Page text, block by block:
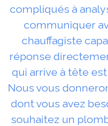
compliqués à
communiquer
chauffagiste
réponse
qui arrive à tête
Nous vous
dont vous avez
souhaitez un